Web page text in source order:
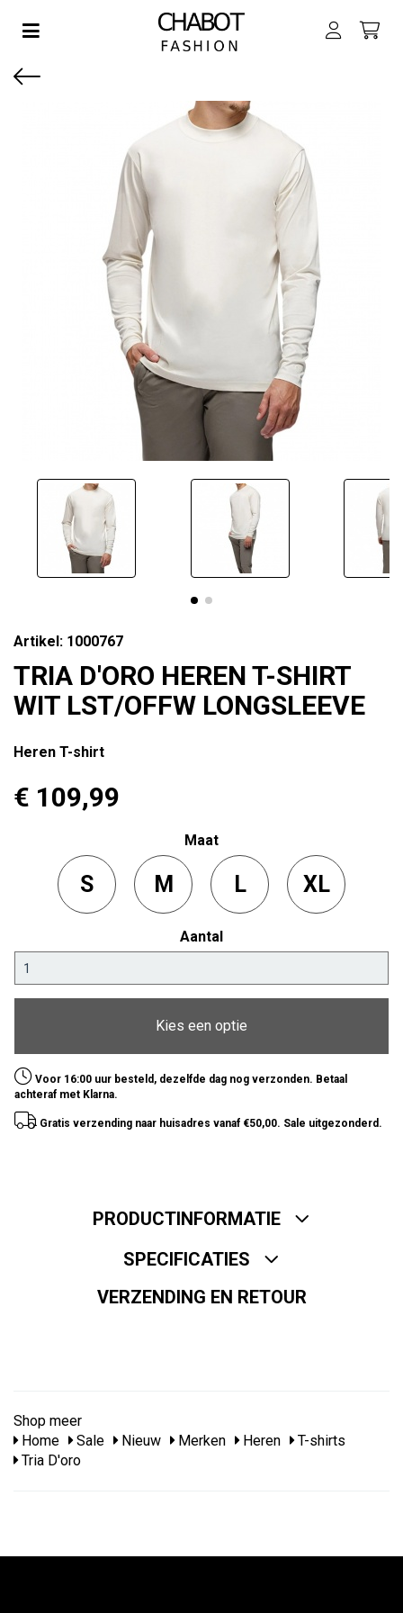
SUBMENU (DAMES)
SUBMENU (HEREN)
SUBMENU (JONGENS)
SUBMENU (MEISJES)
Toggle navigation
Artikel: 1000767
TRIA D'ORO HEREN T-SHIRT
WIT LST/OFFW LONGSLEEVE
Heren T-shirt
€ 109,99
Maat
S M L XL
Aantal
Kies een optie
Voor 16:00 uur besteld, dezelfde dag nog verzonden. Betaal
achteraf met Klarna.
Gratis verzending naar huisadres vanaf €50,00. Sale uitgezonderd.
PRODUCTINFORMATIE
SPECIFICATIES
VERZENDING EN RETOUR
Shop meer
Home
Sale Nieuw Merken Heren
T-shirts
Tria D'oro